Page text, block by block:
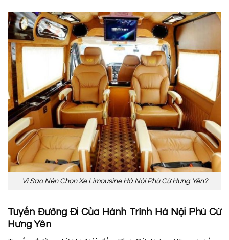
Vì Sao Nên Chọn Xe Limousine Hà Nội Phù Cừ Hưng Yên?
Tuyến Đường Đi Của Hành Trình Hà Nội Phù Cừ
Hưng Yên